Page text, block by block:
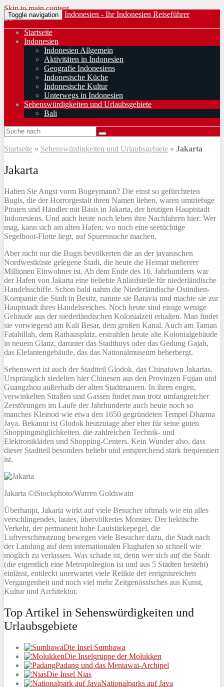
Skip to main content
Toggle navigation Indonesien - Ihr Indonesien Reiseführer
Startseite
Indonesien
Indonesien Allgemein
Aktivitäten in Indonesien
Geografie Indonesiens
Indonesische Küche
Indonesische Kultur
Unterwegs in Indonesien
Sehenswürdigkeiten und Urlaubsgebiete
Bali
Startseite » Sehenswürdigkeiten und Urlaubsgebiete » Jakarta
Jakarta
Haben Sie Angst vorm Bogeymann? Die einst so gefürchteten
Bugis, die der Horrorgestalt ihren Namen liehen, waren umtriebige
Piraten und Händler mit Basis in Jakarta, der heutigen Hauptstadt
Indonesiens. Und auch heute noch leben ihre Nachfahren hier: Wer
mag, kann sich am alten Hafen, wo noch eine seetüchtige
Segelboot-Flotte liegt, auf Spurensuche machen.
Aber nicht nur die Bugis bevölkerten die an der javanischen
Nordwestküste gelegene Stadt, die heute die Heimat mehrerer
Millionen Einwohner ist. Ab dem Ende des 16. Jahrhunderts war
der Hafen von Jakarta eine beliebte Anlaufstelle für niederländische
Handelsschiffe. Schon bald nahm die Niederländische Ostindien-
Kompanie die Stadt in Besitz, nannte sie Batavia und machte sie zur
Hauptstadt ihres Handelsreiches. Noch heute sind einige wenige
Gebäude aus der niederländischen Kolonialzeit erhalten. Man findet
sie vorwiegend am Kali Besar, dem großen Kanal. Auch am Taman
Fatahillah, dem Rathausplatz, erstrahlen heute alte Kolonialgebäude
in neuem Glanz, darunter das Stadthuys oder das Gedung Gajah,
das Elefantengebäude, das das Nationalmuseum beherbergt.
Sehenswert ist auch der Stadtteil Glodok, das Chinatown Jakartas.
Ursprünglich siedelten hier Chinesen aus den Provinzen Fujian und
Guangzhou außerhalb der alten Stadtmauern. In ihren engen,
verwinkelten Straßen und Gassen findet man trotz umfangreicher
Zerstörungen im Laufe der Jahrhunderte auch heute noch so
manches Kleinod wie etwa den 1650 gegründeten Tempel Dharma
Jaya. Bekannt ist Glodok heutzutage aber eher für seine guten
Shoppingmöglichkeiten, die zahlreichen Technik- und
Elektronikläden und Shopping-Centers. Kein Wunder also, dass
dieser Stadtteil besonders beliebt und entsprechend stark frequentiert
ist.
Jakarta ©iStockphoto/Warren Goldswain
Überhaupt, Jakarta wirkt auf viele Besucher oftmals wie ein alles
verschlingendes, lautes, übervölkertes Monster. Der hektische
Verkehr, der permanent hohe Lautstärkepegel, die
Luftverschmutzung bewegen viele Besucher dazu, die Stadt nach
der Landung auf dem internationalen Flughafen so schnell wie
möglich zu verlassen. Was schade ist, denn wer sich auf die Stadt
(die eigentlich eine Metropolregion ist und aus 5 Städten besteht)
einlässt, entdeckt unerwartet viele Relikte der ereignisreichen
Vergangenheit und noch viel mehr Zeitgenössisches aus Kunst,
Kultur und Architektur.
Top Artikel in Sehenswürdigkeiten und
Urlaubsgebiete
Die Insel Sumbawa
Die Inselgruppe der Molukken
Padang und das Mentawai-Archipel
Die Insel Nias
Nationalparks auf Java